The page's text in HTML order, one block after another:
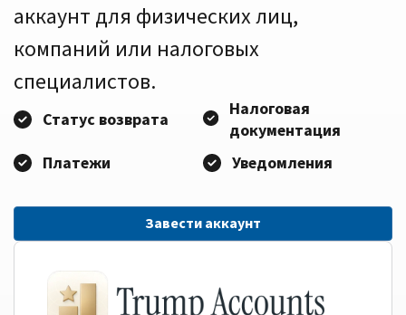
аккаунт для физических лиц,
компаний или налоговых
специалистов.
Статус возврата
Налоговая
документация
Платежи
Уведомления
Завести аккаунт